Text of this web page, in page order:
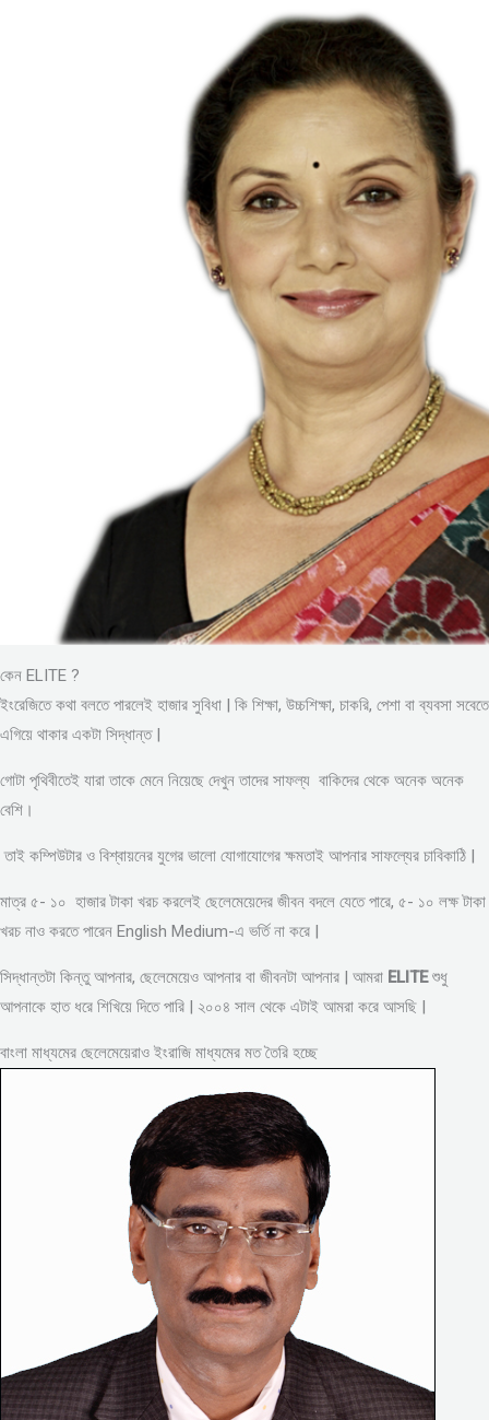
কেন ELITE ?
ইংরেজিতে কথা বলতে পারলেই হাজার সুবিধা | কি শিক্ষা, উচ্চশিক্ষা, চাকরি, পেশা বা ব্যবসা সবেতে
এগিয়ে থাকার একটা সিদ্ধান্ত |
গোটা পৃথিবীতেই যারা তাকে মেনে নিয়েছে দেখুন তাদের সাফল্য বাকিদের থেকে অনেক অনেক
বেশি।
তাই কম্পিউটার ও বিশ্বায়নের যুগের ভালো যোগাযোগের ক্ষমতাই আপনার সাফল্যের চাবিকাঠি |
মাত্র ৫- ১০ হাজার টাকা খরচ করলেই ছেলেমেয়েদের জীবন বদলে যেতে পারে, ৫- ১০ লক্ষ টাকা
খরচ নাও করতে পারেন English Medium-এ ভর্তি না করে |
সিদ্ধান্তটা কিন্তু আপনার, ছেলেমেয়েও আপনার বা জীবনটা আপনার | আমরা ELITEশুধু
আপনাকে হাত ধরে শিখিয়ে দিতে পারি | ২০০৪ সাল থেকে এটাই আমরা করে আসছি |
বাংলা মাধ্যমের ছেলেমেয়েরাও ইংরাজি মাধ্যমের মত তৈরি হচ্ছে